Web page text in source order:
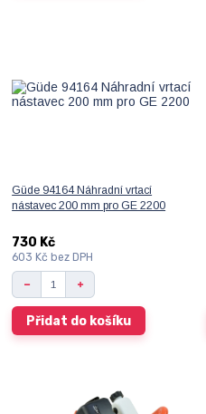
Güde 94164 Náhradní vrtací
nástavec 200 mm pro GE 2200
730 Kč
603 Kč bez DPH
Přidat do košíku